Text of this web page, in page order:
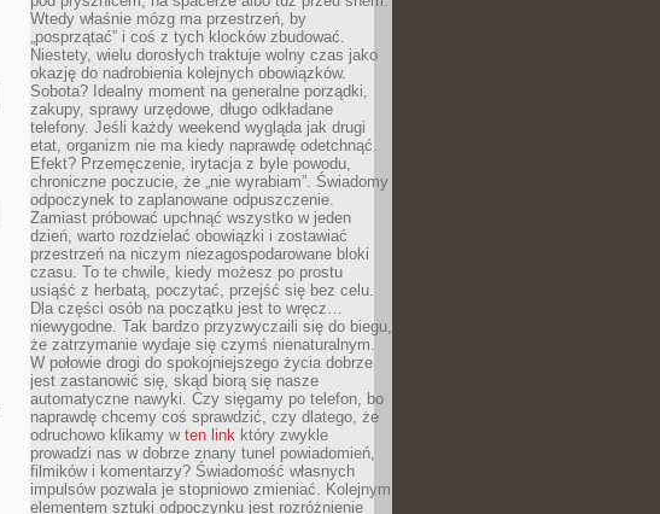
Wtedy właśnie mózg ma przestrzeń, by
„posprzątać” i coś z tych klocków zbudować.
Niestety, wielu dorosłych traktuje wolny czas jako
okazję do nadrobienia kolejnych obowiązków.
Sobota? Idealny moment na generalne porządki,
zakupy, sprawy urzędowe, długo odkładane
telefony. Jeśli każdy weekend wygląda jak drugi
etat, organizm nie ma kiedy naprawdę odetchnąć.
Efekt? Przemęczenie, irytacja z byle powodu,
chroniczne poczucie, że „nie wyrabiam”. Świadomy
odpoczynek to zaplanowane odpuszczenie.
Zamiast próbować upchnąć wszystko w jeden
dzień, warto rozdzielać obowiązki i zostawiać
przestrzeń na niczym niezagospodarowane bloki
czasu. To te chwile, kiedy możesz po prostu
usiąść z herbatą, poczytać, przejść się bez celu.
Dla części osób na początku jest to wręcz…
niewygodne. Tak bardzo przyzwyczaili się do biegu,
że zatrzymanie wydaje się czymś nienaturalnym.
W połowie drogi do spokojniejszego życia dobrze
jest zastanowić się, skąd biorą się nasze
automatyczne nawyki. Czy sięgamy po telefon, bo
naprawdę chcemy coś sprawdzić, czy dlatego, że
odruchowo klikamy w ten link który zwykle
prowadzi nas w dobrze znany tunel powiadomień,
filmików i komentarzy? Świadomość własnych
impulsów pozwala je stopniowo zmieniać. Kolejnym
elementem sztuki odpoczynku jest rozróżnienie